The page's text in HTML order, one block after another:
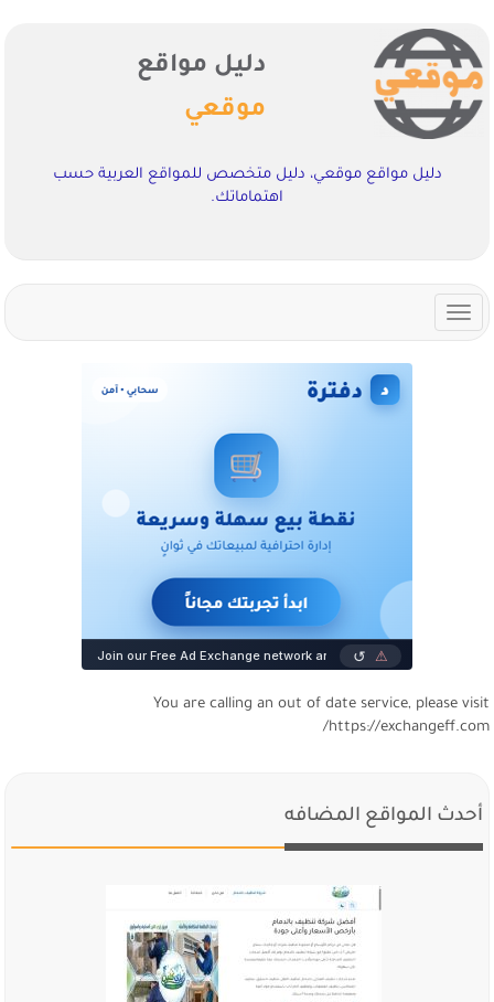
دليل مواقع
موقعي
دليل مواقع موقعي، دليل متخصص للمواقع العربية حسب
اهتماماتك.
Toggle
navigation
You are calling an out of date service, please visit
https://exchangeff.com/
أحدث المواقع المضافه